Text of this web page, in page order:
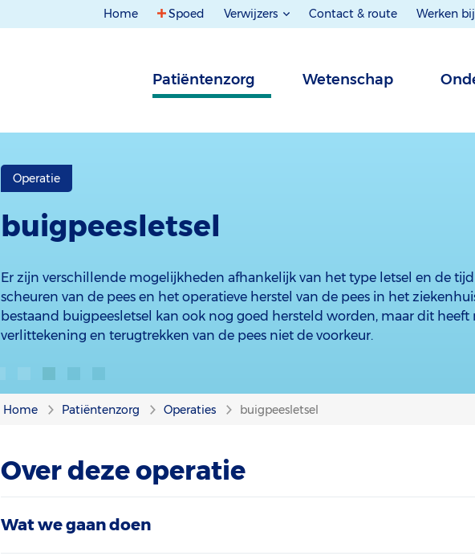
Home Spoed Verwijzers Contact & route Werken bij
Patiëntenzorg Wetenschap
Operatie
buigpeesletsel
Er zijn verschillende mogelijkheden afhankelijk van het type letsel en de
scheuren van de pees en het operatieve herstel van de pees in het
bestaand buigpeesletsel kan ook nog goed hersteld worden, maar dit
verlittekening en terugtrekken van de pees niet de voorkeur.
Home Patiëntenzorg Operaties buigpeesletsel
Over deze operatie
Wat we gaan doen